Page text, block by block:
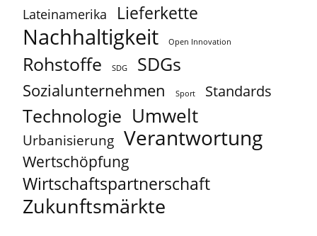
Lateinamerika Lieferkette
Nachhaltigkeit Open Innovation
Rohstoffe SDG SDGs
Sozialunternehmen Sport Standards
Technologie Umwelt
Urbanisierung Verantwortung
Wertschöpfung
Wirtschaftspartnerschaft
Zukunftsmärkte